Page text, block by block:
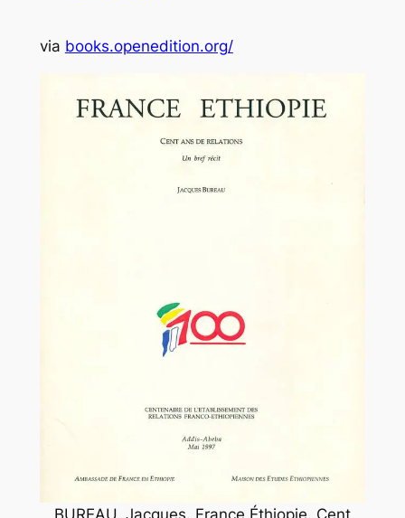
via books.openedition.org/
BUREAU, Jacques. France Éthiopie. Cent